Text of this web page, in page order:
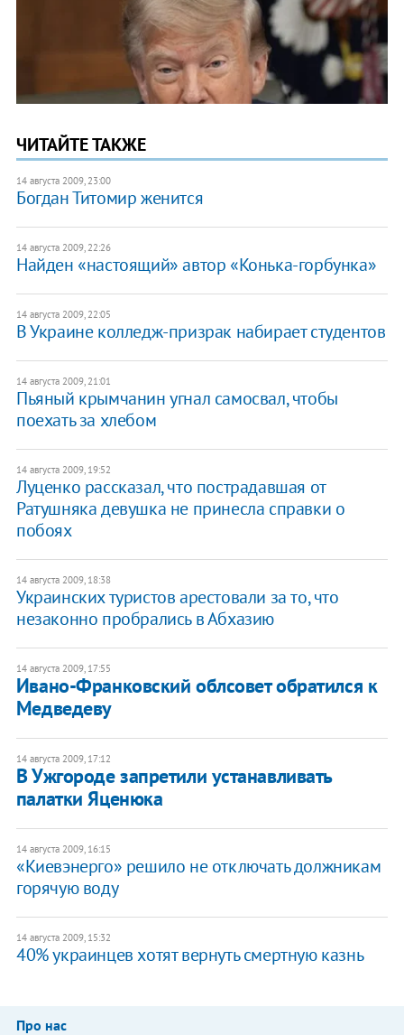
ЧИТАЙТЕ ТАКЖЕ
14 августа 2009, 23:00
Богдан Титомир женится
14 августа 2009, 22:26
Найден «настоящий» автор «Конька-горбунка»
14 августа 2009, 22:05
В Украине колледж-призрак набирает студентов
14 августа 2009, 21:01
Пьяный крымчанин угнал самосвал, чтобы
поехать за хлебом
14 августа 2009, 19:52
Луценко рассказал, что пострадавшая от
Ратушняка девушка не принесла справки о
побоях
14 августа 2009, 18:38
Украинских туристов арестовали за то, что
незаконно пробрались в Абхазию
14 августа 2009, 17:55
Ивано-Франковский облсовет обратился к
Медведеву
14 августа 2009, 17:12
В Ужгороде запретили устанавливать
палатки Яценюка
14 августа 2009, 16:15
«Киевэнерго» решило не отключать должникам
горячую воду
14 августа 2009, 15:32
40% украинцев хотят вернуть смертную казнь
Про нас